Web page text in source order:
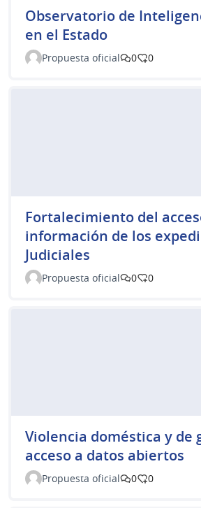
Observatorio de
en el Estado
Propuesta oficial 0 0
Fortalecimiento del
información de los
Judiciales
Propuesta oficial 0 0
Violencia doméstica y de
acceso a datos abiertos
Propuesta oficial 0 0